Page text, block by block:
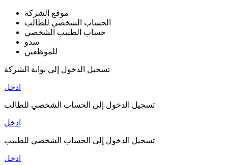
موقع الشركة
الحساب الشخصي للطالب
حساب الطبيب الشخصي
سدو
للموظفين
تسجيل الدخول إلى بوابة الشركة
ادخل
تسجيل الدخول إلى الحساب الشخصي للطالب
ادخل
تسجيل الدخول إلى الحساب الشخصي للطبيب
ادخل